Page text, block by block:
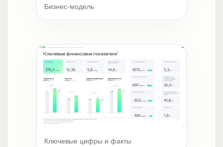
Бизнес-модель
Ключевые цифры и факты